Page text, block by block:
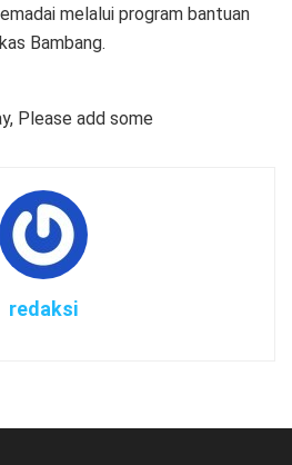
melalui program bantuan
Bambang.
Please add some
redaksi